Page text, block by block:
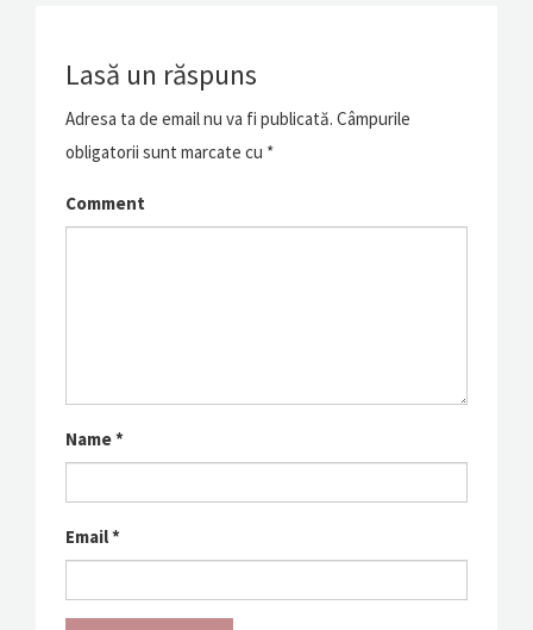
Lasă un răspuns
Adresa ta de email nu va fi publicată. Câmpurile
obligatorii sunt marcate cu *
Comment
Name*
Email*